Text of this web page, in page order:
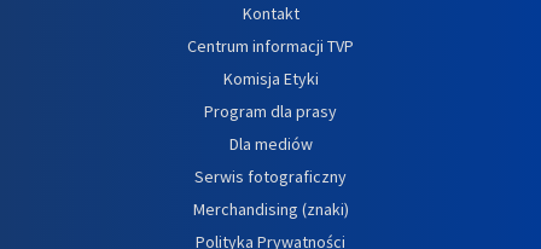
Kontakt
Centrum informacji TVP
Komisja Etyki
Program dla prasy
Dla mediów
Serwis fotograficzny
Merchandising (znaki)
Polityka Prywatności